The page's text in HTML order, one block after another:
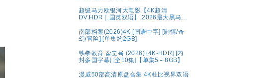
超级马力欧银河大电影【4K超清
DV.HDR｜国英双语】 2026最大黑马！
南部档案(2026)4K [国语中字] [剧情/奇
幻/冒险] [单集约2GB]
铁拳教育 참교육 (2026) [4K-HDR] [内
封多国字幕] [全10集]【单集5～8GB】
漫威50部高清原盘合集 4K杜比视界双语